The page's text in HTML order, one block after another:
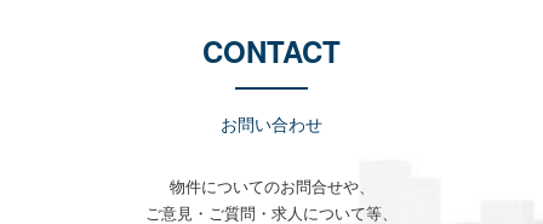
CONTACT
お問い合わせ
物件についてのお問合せや、
ご意見・ご質問・求人について等、